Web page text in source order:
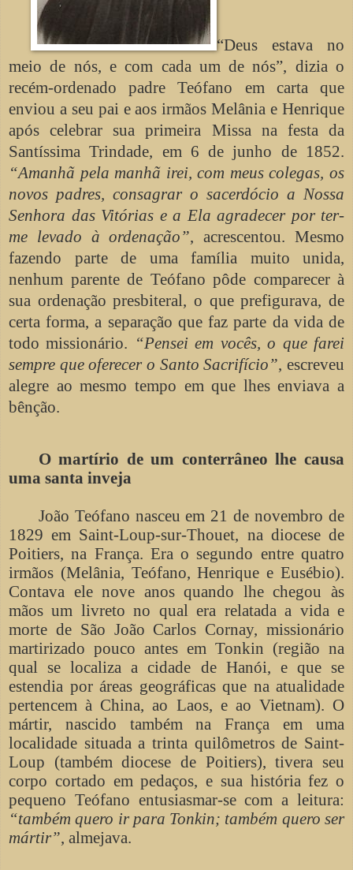
“Deus estava no
meio de nós, e com cada um de nós”, dizia o
recém-ordenado padre Teófano em carta que
enviou a seu pai e aos irmãos Melânia e Henrique
após celebrar sua primeira Missa na festa da
Santíssima Trindade, em 6 de junho de 1852.
“Amanhã pela manhã irei, com meus colegas, os
novos padres, consagrar o sacerdócio a Nossa
Senhora das Vitórias e a Ela agradecer por ter-
me levado à ordenação”, acrescentou. Mesmo
fazendo parte de uma família muito unida,
nenhum parente de Teófano pôde comparecer à
sua ordenação presbiteral, o que prefigurava, de
certa forma, a separação que faz parte da vida de
todo missionário. “Pensei em vocês, o que farei
sempre que oferecer o Santo Sacrifício”, escreveu
alegre ao mesmo tempo em que lhes enviava a
bênção.
O martírio de um conterrâneo lhe causa
uma santa inveja
João Teófano nasceu em 21 de novembro de
1829 em Saint-Loup-sur-Thouet, na diocese de
Poitiers, na França. Era o segundo entre quatro
irmãos (Melânia, Teófano, Henrique e Eusébio).
Contava ele nove anos quando lhe chegou às
mãos um livreto no qual era relatada a vida e
morte de São João Carlos Cornay, missionário
martirizado pouco antes em Tonkin (região na
qual se localiza a cidade de Hanói, e que se
estendia por áreas geográficas que na atualidade
pertencem à China, ao Laos, e ao Vietnam). O
mártir, nascido também na França em uma
localidade situada a trinta quilômetros de Saint-
Loup (também diocese de Poitiers), tivera seu
corpo cortado em pedaços, e sua história fez o
pequeno Teófano entusiasmar-se com a leitura:
“também quero ir para Tonkin; também quero ser
mártir”, almejava.